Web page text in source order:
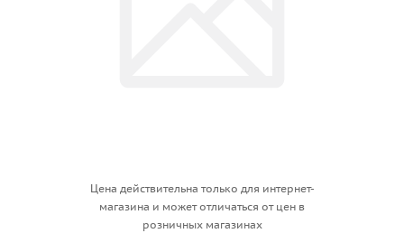
Цена действительна только для интернет-
магазина и может отличаться от цен в
розничных магазинах